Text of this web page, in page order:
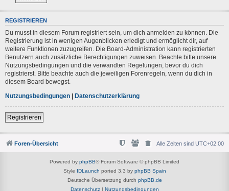
REGISTRIEREN
Du musst in diesem Forum registriert sein, um dich anmelden zu können. Die
Registrierung ist in wenigen Augenblicken erledigt und ermöglicht dir, auf
weitere Funktionen zuzugreifen. Die Board-Administration kann registrierten
Benutzern auch zusätzliche Berechtigungen zuweisen. Beachte bitte unsere
Nutzungsbedingungen und die verwandten Regelungen, bevor du dich
registrierst. Bitte beachte auch die jeweiligen Forenregeln, wenn du dich in
diesem Board bewegst.
Nutzungsbedingungen | Datenschutzerklärung
Registrieren
Foren-Übersicht Alle Zeiten sind UTC+02:00
Powered by phpBB® Forum Software © phpBB Limited
Style IDLaunch ported 3.3 by phpBB Spain
Deutsche Übersetzung durch phpBB.de
Datenschutz| Nutzungsbedingungen